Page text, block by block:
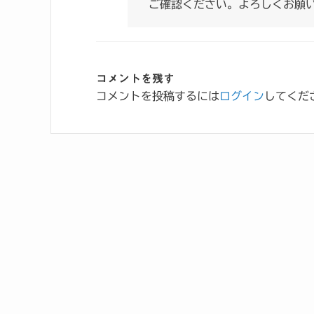
ご確認ください。よろしくお願
コメントを残す
コメントを投稿するにはログイン してくだ